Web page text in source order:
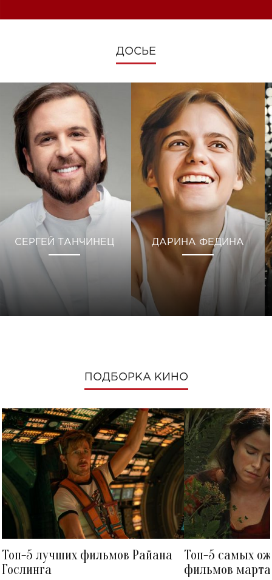
ДОСЬЕ
СЕРГЕЙ ТАНЧИНЕЦ ДАРИНА ФЕДИНА
ПОДБОРКА КИНО
Топ-5 лучших фильмов Райана
Гослинга
Топ-5 самых
фильмов